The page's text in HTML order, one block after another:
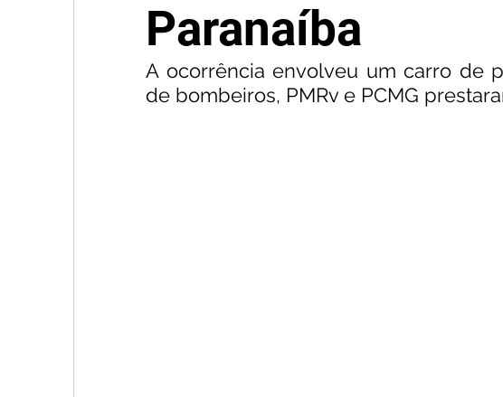
Paranaíba
A ocorrência envolveu um carro de
de bombeiros, PMRv e PCMG